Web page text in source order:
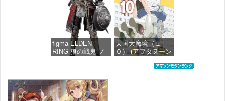
価格：¥4,676
価格：¥1,949
figma ELDEN
RING 狼の戦鬼 ノ
価格：¥13,115
天国大魔境（１
０） (アフタヌーン